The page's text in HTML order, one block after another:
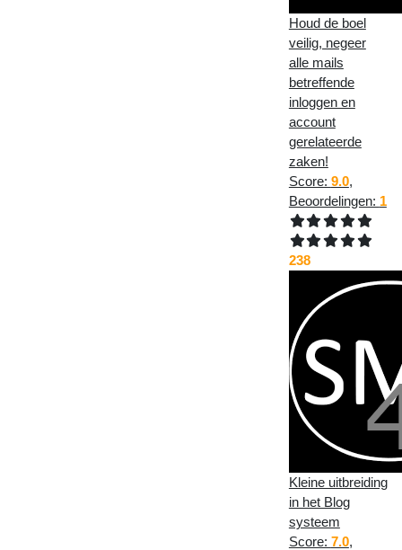
Houd de boel
veilig, negeer
alle mails
betreffende
inloggen en
account
gerelateerde
zaken!
Score: 9.0,
Beoordelingen: 1
238
Kleine uitbreiding
in het Blog
systeem
Score: 7.0,